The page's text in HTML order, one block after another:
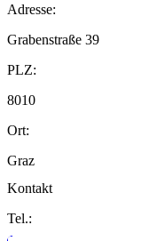
Adresse:
Grabenstraße 39
PLZ:
8010
Ort:
Graz
Kontakt
Tel.: